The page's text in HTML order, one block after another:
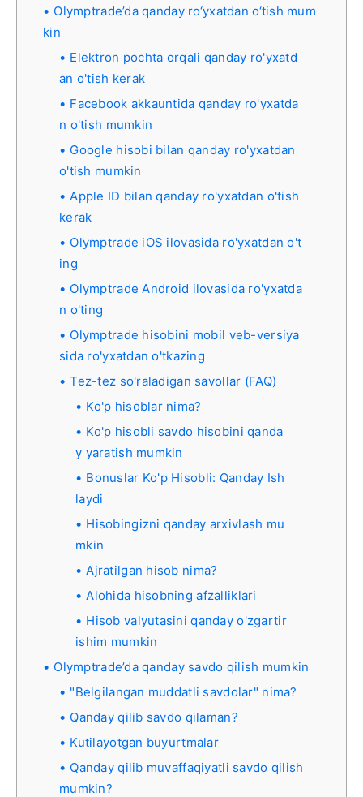
Olymptrade’da qanday ro‘yxatdan o‘tish mum
kin
Elektron pochta orqali qanday ro'yxatd
an o'tish kerak
Facebook akkauntida qanday ro'yxatda
n o'tish mumkin
Google hisobi bilan qanday ro'yxatdan
o'tish mumkin
Apple ID bilan qanday ro'yxatdan o'tish
kerak
Olymptrade iOS ilovasida ro'yxatdan o't
ing
Olymptrade Android ilovasida ro'yxatda
n o'ting
Olymptrade hisobini mobil veb-versiya
sida ro'yxatdan o'tkazing
Tez-tez so'raladigan savollar (FAQ)
Ko'p hisoblar nima?
Ko'p hisobli savdo hisobini qanda
y yaratish mumkin
Bonuslar Ko'p Hisobli: Qanday Ish
laydi
Hisobingizni qanday arxivlash mu
mkin
Ajratilgan hisob nima?
Alohida hisobning afzalliklari
Hisob valyutasini qanday o'zgartir
ishim mumkin
Olymptrade’da qanday savdo qilish mumkin
"Belgilangan muddatli savdolar" nima?
Qanday qilib savdo qilaman?
Kutilayotgan buyurtmalar
Qanday qilib muvaffaqiyatli savdo qilish
mumkin?